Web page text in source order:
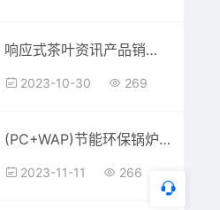
响应式茶叶资讯产品销售公司网站pbootcms模板
2023-10-30 269
(PC+WAP)节能环保锅炉设备生产销售企业pboot模板
2023-11-11 266